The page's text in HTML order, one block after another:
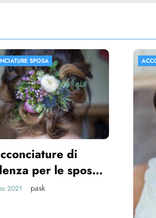
ACCONCIATURE SPOSA